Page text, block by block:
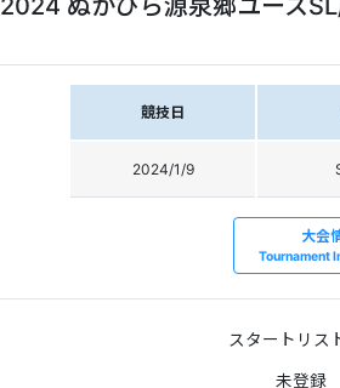
2024 ぬかびら源泉郷ユース
競技日
2024/1/9
大会
Tournament
スタートリス